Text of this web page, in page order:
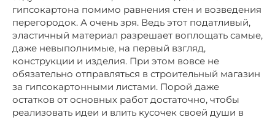
гипсокартона помимо равнения стен и возведения
перегородок. А очень зря. Ведь этот податливый,
эластичный материал разрешает воплощать самые,
даже невыполнимые, на первый взгляд,
конструкции и изделия. При этом вовсе не
обязательно отправляться в строительный магазин
за гипсокартонными листами. Порой даже
остатков от основных работ достаточно, чтобы
реализовать идеи и влить кусочек своей души в